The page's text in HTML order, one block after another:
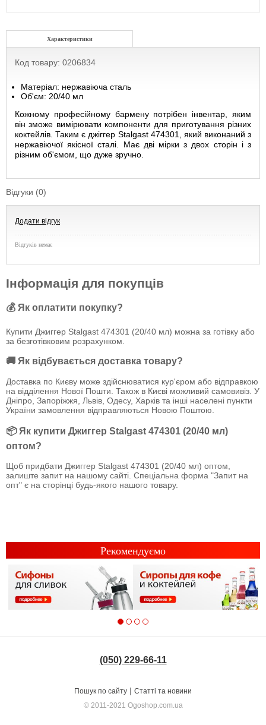
Характеристики
Код товару: 0206834
Матеріал: нержавіюча сталь
Об'єм: 20/40 мл
Кожному професійному бармену потрібен інвентар, яким
він зможе вимірювати компоненти для приготування різних
коктейлів. Таким є джіггер Stalgast 474301, який виконаний з
нержавіючої якісної сталі. Має дві мірки з двох сторін і з
різним об'ємом, що дуже зручно.
Відгуки (0)
Додати відгук
Відгуків немає
Інформація для покупців
💰 Як оплатити покупку?
Купити Джиггер Stalgast 474301 (20/40 мл) можна за готівку або
за безготівковим розрахунком.
🚚 Як відбувається доставка товару?
Доставка по Києву може здійснюватися кур'єром або відправкою
на відділення Нової Пошти. Також в Києві можливий самовивіз. У
Дніпро, Запоріжжя, Львів, Одесу, Харків та інші населені пункти
України замовлення відправляються Новою Поштою.
📦 Як купити Джиггер Stalgast 474301 (20/40 мл)
оптом?
Щоб придбати Джиггер Stalgast 474301 (20/40 мл) оптом,
залиште запит на нашому сайті. Спеціальна форма "Запит на
опт" є на сторінці будь-якого нашого товару.
Рекомендуємо
(050) 229-66-11
Пошук по сайту | Статті та новини
© 2011-2021 Ogoshop.com.ua